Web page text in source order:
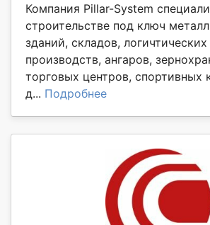
Компания Pillar-System
строительстве под ключ
зданий, складов,
производств, ангаров,
торговых центров, спортивных
д... Подробнее